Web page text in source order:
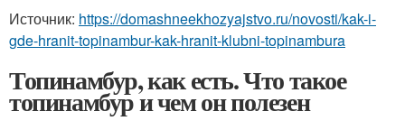
Источник: https://domashneekhozyajstvo.ru/novosti/kak-i-
gde-hranit-topinambur-kak-hranit-klubni-topinambura
Топинамбур, как есть. Что такое
топинамбур и чем он полезен